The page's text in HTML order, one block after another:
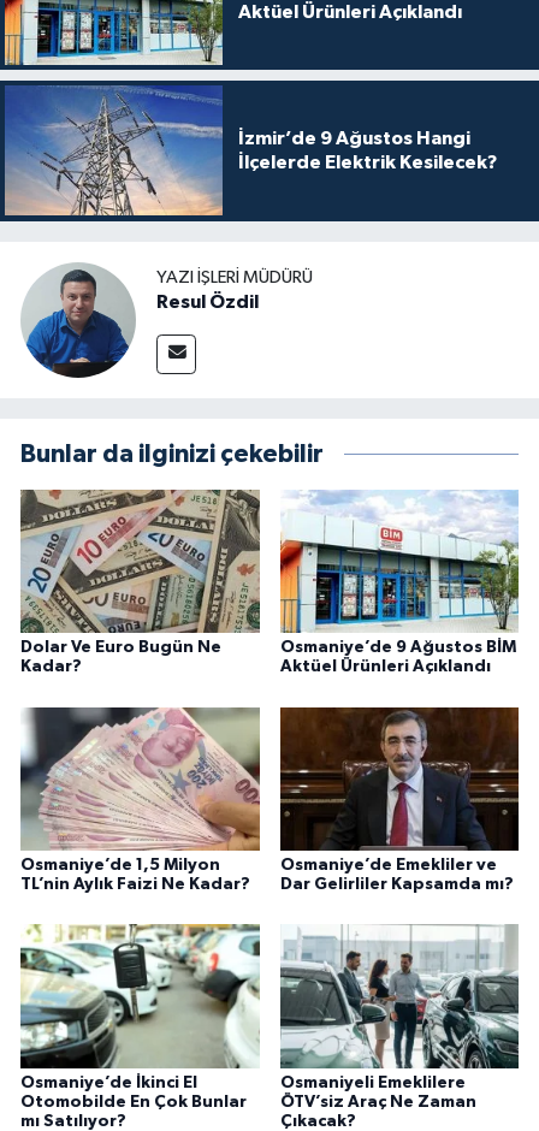
Aktüel Ürünleri Açıklandı
İzmir’de 9 Ağustos Hangi
İlçelerde Elektrik Kesilecek?
YAZI İŞLERI MÜDÜRÜ
Resul Özdil
Bunlar da ilginizi çekebilir
Dolar Ve Euro Bugün Ne
Kadar?
Osmaniye’de 9 Ağustos BİM
Aktüel Ürünleri Açıklandı
Osmaniye’de 1,5 Milyon
TL’nin Aylık Faizi Ne Kadar?
Osmaniye’de Emekliler ve
Dar Gelirliler Kapsamda mı?
Osmaniye’de İkinci El
Otomobilde En Çok Bunlar
mı Satılıyor?
Osmaniyeli Emeklilere
ÖTV’siz Araç Ne Zaman
Çıkacak?